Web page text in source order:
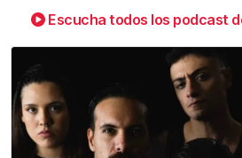
Escucha todos los podcast